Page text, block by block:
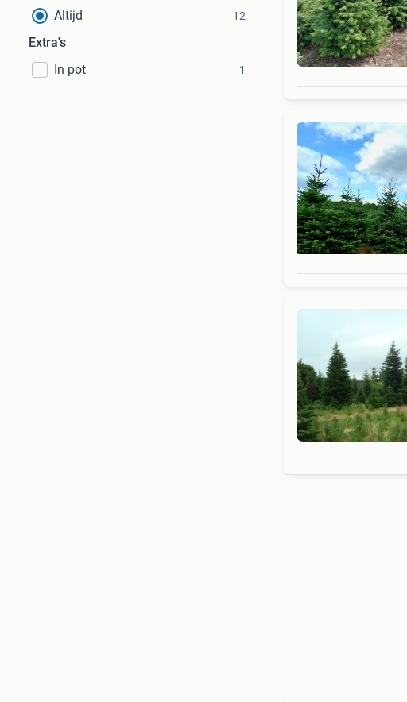
Altijd 12
Extra's
In pot
1